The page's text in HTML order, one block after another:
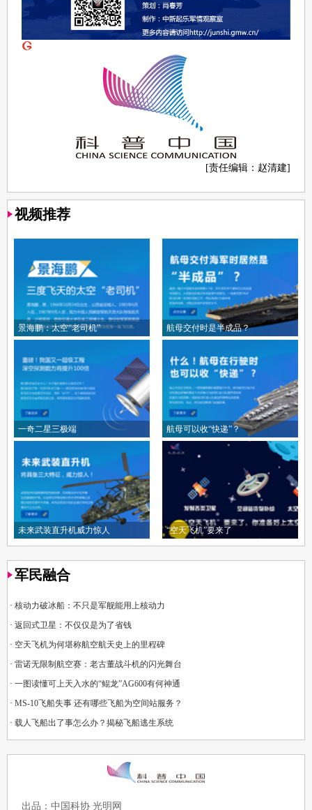
[责任编辑：赵清建]
视频推荐
景海鹏：太空“老司机” 航母交付时是半成品？
一奇二星三极端 航母可以收“快递”？
未来武装直升机威力惊人 “空天飞机”要来了
军民融合
· 核动力破冰船：不只是军舰能用上核动力
· 返回式卫星：不仅仅是为了省钱
· 空天飞机为何堪称航空航天史上的里程碑
· 雷诺无限制航空赛：老古董战斗机的闪光舞台
· 一图读懂可上天入水的“鲲龙”AG600有何神通
· MS-10飞船失事 还有哪些飞船为空间站服务？
· 载人飞船出了事怎么办？揭秘飞船逃生系统
出品：中国科协 光明网